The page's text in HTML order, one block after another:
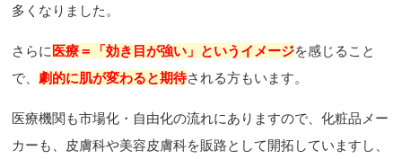
多くなりました。
さらに 医療＝「効き目が強い」というイメージを感じること
で、 劇的に肌が変わると期待される方もいます。
医療機関も市場化・自由化の流れにありますので、化粧品メー
カーも、皮膚科や美容皮膚科を販路として開拓していますし、